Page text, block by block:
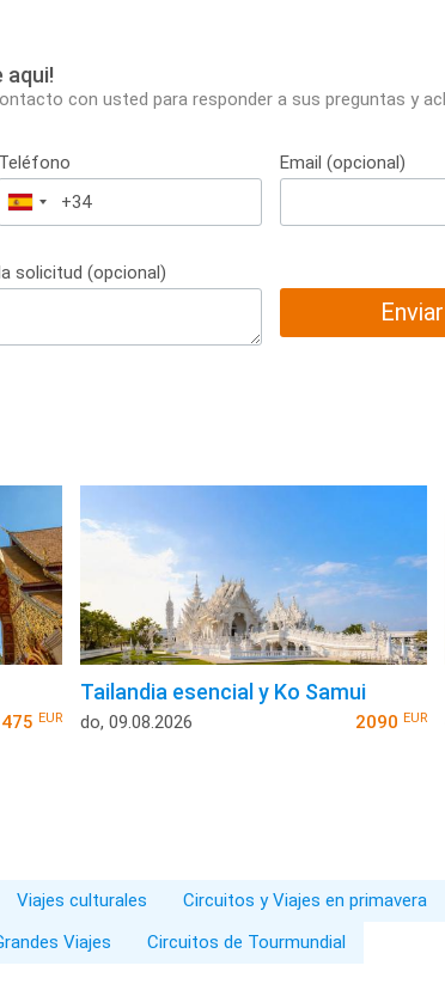
aqui!
con usted para responder a sus preguntas y
Teléfono
España
+34
Email (opcional)
solicitud (opcional)
Enviar
EUR
Tailandia esencial y Ko Samui
do, 09.08.2026 2090 EUR
Viajes culturales Circuitos y Viajes en primavera
Viajes Circuitos de Tourmundial